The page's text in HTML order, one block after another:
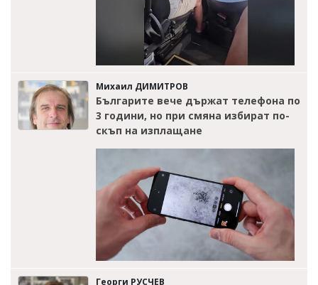
Михаил ДИМИТРОВ
Българите вече държат телефона по
3 години, но при смяна избират по-
скъп на изплащане
Георги РУСЧЕВ